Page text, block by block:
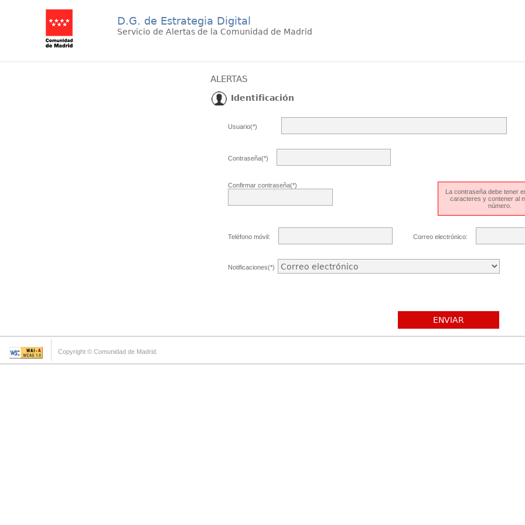
D.G. de Estrategia Digital
Servicio de Alertas de la Comunidad de Madrid
ALERTAS
Identificación
Usuario(*)
Contraseña(*)
Confirmar contraseña(*)
La contraseña debe tener
caracteres y contener al
número.
Teléfono móvil: Correo electrónico:
Notificaciones(*)
ENVIAR
Copyright © Comunidad de Madrid.